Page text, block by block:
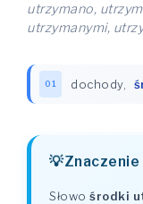
utrzymano,
utrzymanymi,
01 dochody,
Słowo środki